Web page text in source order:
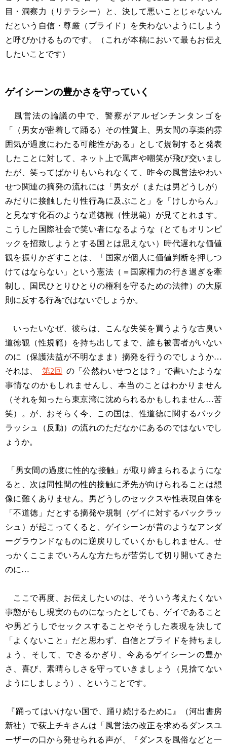
目・洞察力（リテラシー）と、決して悪いことじゃないん
だという自信・尊厳（プライド）を失わないようにしよう
と呼びかけるものです。（これが本稿において最もお伝え
したいことです）
ゲイシーンの豊かさを守っていく
風営法の論議の中で、警察がアルゼンチンタンゴを
「（男女が密着して踊る）その性質上、男女間の享楽的雰
囲気が過度にわたる可能性がある」として規制すると発表
したことに対して、ネット上で罵声や嘲笑が飛び交いまし
たが、笑ってばかりもいられなくて、昨今の風営法やわい
せつ関連の摘発の流れには「男女が（または男どうしが）
みだりに接触したり性行為に及ぶこと」を「けしからん」
と見なす化石のような道徳観（性規範）が見てとれます。
こうした国際社会で笑い者になるような（とてもオリンピ
ックを招致しようとする国とは思えない）時代遅れな価値
観を振りかざすことは、「国家が個人に価値判断を押しつ
けてはならない」という憲法（＝国家権力の行き過ぎを牽
制し、国民ひとりひとりの権利を守るための法律）の大原
則に反する行為ではないでしょうか。
いったいなぜ、彼らは、こんな失笑を買うような古臭い
道徳観（性規範）を持ち出してまで、誰も被害者がいない
のに（保護法益が不明なまま）摘発を行うのでしょうか…
それは、
第2回
の「公然わいせつとは？」で書いたような
事情なのかもしれませんし、本当のことはわかりません
（それを知ったら東京湾に沈められるかもしれません…苦
笑）。が、おそらく今、この国は、性道徳に関するバック
ラッシュ（反動）の流れのただなかにあるのではないでし
ょうか。
「男女間の過度に性的な接触」が取り締まられるようにな
ると、次は同性間の性的接触に矛先が向けられることは想
像に難くありません。男どうしのセックスや性表現自体を
「不道徳」だとする摘発や規制（ゲイに対するバックラッ
シュ）が起こってくると、ゲイシーンが昔のようなアンダ
ーグラウンドなものに逆戻りしていくかもしれません。せ
っかくここまでいろんな方たちが苦労して切り開いてきた
のに…
ここで再度、お伝えしたいのは、そういう考えたくない
事態がもし現実のものになったとしても、ゲイであること
や男どうしでセックスすることやそうした表現を決して
「よくないこと」だと思わず、自信とプライドを持ちまし
ょう、そして、できるかぎり、今あるゲイシーンの豊か
さ、喜び、素晴らしさを守っていきましょう（見捨てない
ようにしましょう）、ということです。
『踊ってはいけない国で、踊り続けるために』（河出書房
新社）で荻上チキさんは「風営法の改正を求めるダンスユ
ーザーの口から発せられる声が、『ダンスを風俗などと一